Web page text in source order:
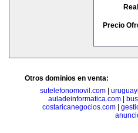
Precio
Otros dominios en venta:
sutelefonomovil.com|
auladeinformatica.com|
costaricanegocios.com|